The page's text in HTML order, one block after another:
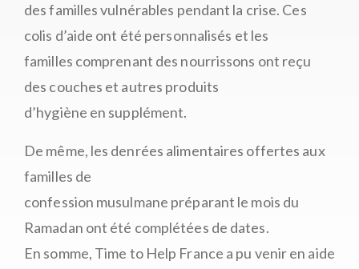
des familles vulnérables pendant la crise. Ces
colis d’aide ont été personnalisés et les
familles comprenant des nourrissons ont reçu
des couches et autres produits
d’hygiène en supplément.
De même, les denrées alimentaires offertes aux
familles de
confession musulmane préparant le mois du
Ramadan ont été complétées de dates.
En somme, Time to Help France a pu venir en aide